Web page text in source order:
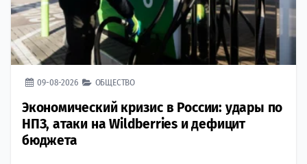
09-08-2026 ОБЩЕСТВО
Экономический кризис в России: удары по
НПЗ, атаки на Wildberries и дефицит
бюджета